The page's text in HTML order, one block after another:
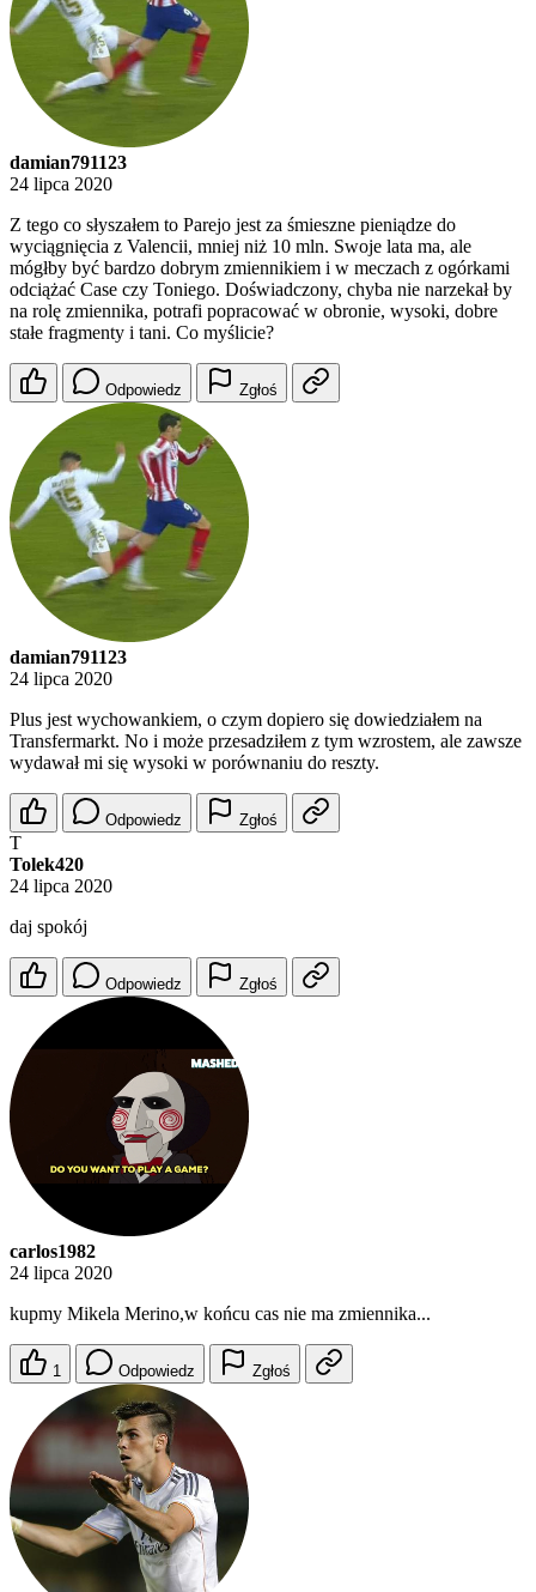
damian791123
24 lipca 2020
Z tego co słyszałem to Parejo jest za śmieszne pieniądze do
wyciągnięcia z Valencii, mniej niż 10 mln. Swoje lata ma, ale
mógłby być bardzo dobrym zmiennikiem i w meczach z ogórkami
odciążać Case czy Toniego. Doświadczony, chyba nie narzekał by
na rolę zmiennika, potrafi popracować w obronie, wysoki, dobre
stałe fragmenty i tani. Co myślicie?
Odpowiedz Zgłoś
damian791123
24 lipca 2020
Plus jest wychowankiem, o czym dopiero się dowiedziałem na
Transfermarkt. No i może przesadziłem z tym wzrostem, ale zawsze
wydawał mi się wysoki w porównaniu do reszty.
Odpowiedz Zgłoś
T
Tolek420
24 lipca 2020
daj spokój
Odpowiedz Zgłoś
carlos1982
24 lipca 2020
kupmy Mikela Merino,w końcu cas nie ma zmiennika...
1 Odpowiedz Zgłoś